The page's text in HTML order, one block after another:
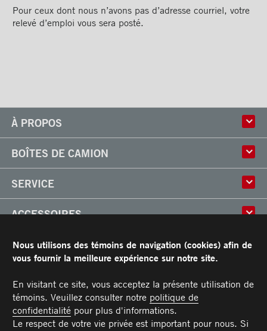
Pour ceux dont nous n’avons pas d’adresse courriel, votre
relevé d’emploi vous sera posté.
À PROPOS
Culture
Usine
Partenaire
Carrières
BOÎTES DE CAMION
Classik
X-Treme
Boîtes réfrigérées
Arctik
SERVICE
Réparation et installation
Pièces
ACCESSOIRES
Toits
Planchers
Barres d'attaches
Éclairages
Poignées
RESSOURCES
Garantie limitée de Transit
Manuel du propriétaire et Procédures d’entretien recommandées
NOUS JOINDRE
Téléphone : 514 382-0104
Sans frais :1 877 382-0104
Télécopieur :514 383-5636
Pièces :PIECES@TRANSIT.CA
Service :SERVICE@TRANSIT.CA
Ventes :VENTES@TRANSIT.CA
3600, boulevard Industriel
Nous utilisons des témoins de navigation (cookies) afin de
vous fournir la meilleure expérience sur notre site.
En visitant ce site, vous acceptez la présente utilisation de
témoins. Veuillez consulter notre politique de
confidentialitépour plus d'informations.
Le respect de votre vie privée est important pour nous. Si